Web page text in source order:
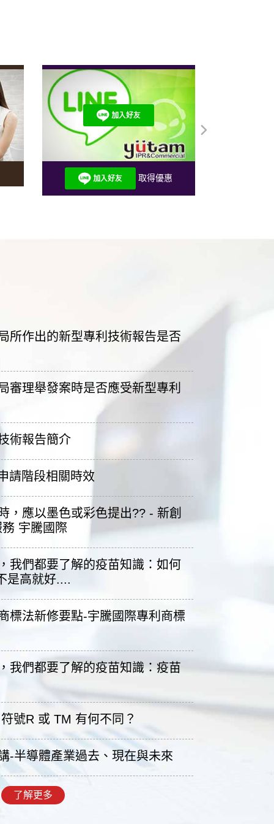
取得優惠">
取得優惠
所作出的新型專利技術報告是否
審理舉發案時是否應受新型專利
術報告簡介
請階段相關時效
，應以墨色或彩色提出?? - 新創
宇騰國際
我們都要了解的疫苗知識：如何
是高就好....
標法新修要點-宇騰國際專利商標
我們都要了解的疫苗知識：疫苗
號R 或 TM 有何不同？
-半導體產業過去、現在與未來
了解更多